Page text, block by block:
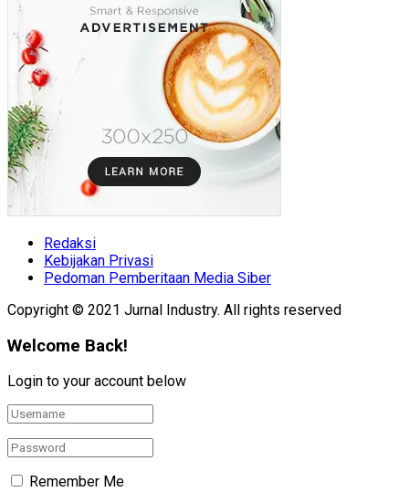
Redaksi
Kebijakan Privasi
Pedoman Pemberitaan Media Siber
Copyright © 2021 Jurnal Industry. All rights reserved
Welcome Back!
Login to your account below
Remember Me